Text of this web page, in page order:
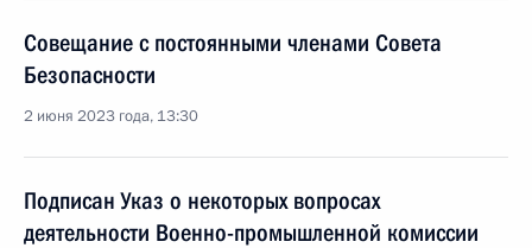
Совещание с постоянными членами Совета
Безопасности
2 июня 2023 года, 13:30
Подписан Указ о некоторых вопросах
деятельности Военно-промышленной комиссии